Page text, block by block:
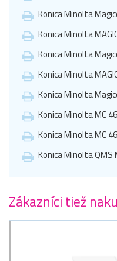
Konica Minolta
Konica Minolta
Konica Minolta
Konica Minolta
Konica Minolta
Konica Minolta MC
Konica Minolta MC
Konica Minolta QMS
Zákazníci tiež